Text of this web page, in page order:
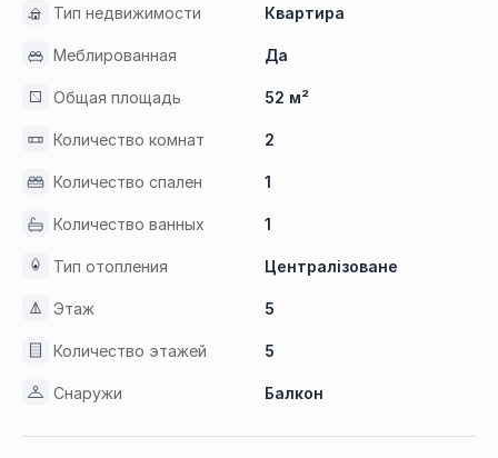
Тип недвижимости Квартира
Меблированная Да
Общая площадь 52 м²
Количество комнат 2
Количество спален 1
Количество ванных 1
Тип отопления Централізоване
Этаж 5
Количество этажей 5
Снаружи Балкон